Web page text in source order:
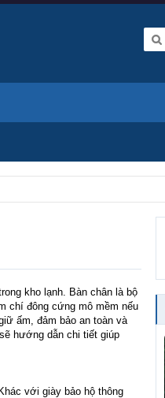
kho lạnh. Bàn chân là bộ
chí đông cứng mô mềm nếu
ấm, đảm bảo an toàn và
hướng dẫn chi tiết giúp
với giày bảo hộ thông